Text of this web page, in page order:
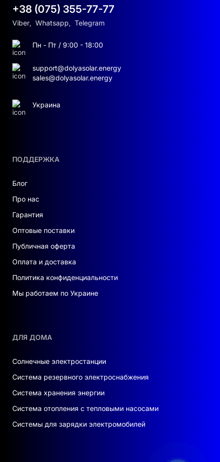
ПОДДЕРЖКА
Блог
Про нас
Гарантия
Оптовые поставки
Публичная оферта
Оплата и доставка
Политика конфиденциальности
Мы работаем по Украине
ДЛЯ ДОМА
Солнечные электростанции
Система резервного электроснабжения
Система хранения энергии
Система отопления с тепловыми насосами
Системы для зарядки электромобилей
+38 (075) 355-77-77
Viber, Whatsapp, Telegram
Пн - Пт / 9:00 - 18:00
support@dolyasolar.energy
sales@dolyasolar.energy
Украина